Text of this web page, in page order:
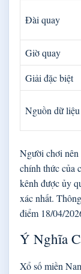
Đài quay
Giờ quay
Giải đặc biệt
Nguồn dữ liệu
Người chơi nên
chính thức của
kênh được ủy
xác nhất.
điểm 18/04/
Ý Nghĩa
Xổ số miền